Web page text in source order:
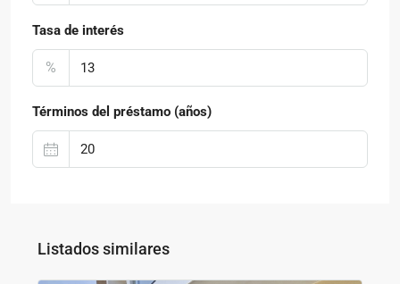
Tasa de interés
%
Términos del préstamo (años)
Listados similares